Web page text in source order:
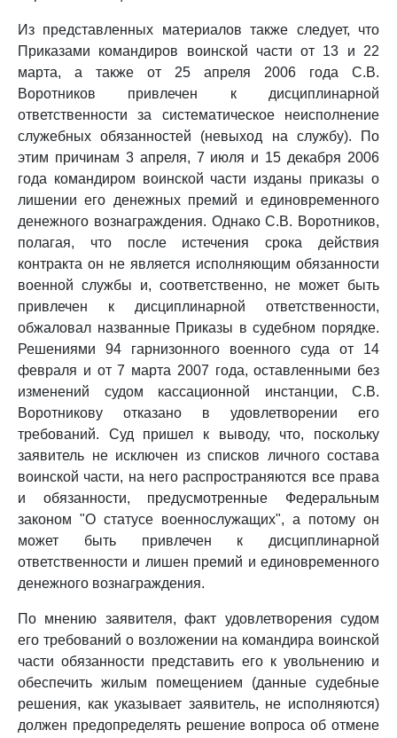
Из представленных материалов также следует, что
Приказами командиров воинской части от 13 и 22
марта, а также от 25 апреля 2006 года С.В.
Воротников привлечен к дисциплинарной
ответственности за систематическое неисполнение
служебных обязанностей (невыход на службу). По
этим причинам 3 апреля, 7 июля и 15 декабря 2006
года командиром воинской части изданы приказы о
лишении его денежных премий и единовременного
денежного вознаграждения. Однако С.В. Воротников,
полагая, что после истечения срока действия
контракта он не является исполняющим обязанности
военной службы и, соответственно, не может быть
привлечен к дисциплинарной ответственности,
обжаловал названные Приказы в судебном порядке.
Решениями 94 гарнизонного военного суда от 14
февраля и от 7 марта 2007 года, оставленными без
изменений судом кассационной инстанции, С.В.
Воротникову отказано в удовлетворении его
требований. Суд пришел к выводу, что, поскольку
заявитель не исключен из списков личного состава
воинской части, на него распространяются все права
и обязанности, предусмотренные Федеральным
законом "О статусе военнослужащих", а потому он
может быть привлечен к дисциплинарной
ответственности и лишен премий и единовременного
денежного вознаграждения.
По мнению заявителя, факт удовлетворения судом
его требований о возложении на командира воинской
части обязанности представить его к увольнению и
обеспечить жилым помещением (данные судебные
решения, как указывает заявитель, не исполняются)
должен предопределять решение вопроса об отмене